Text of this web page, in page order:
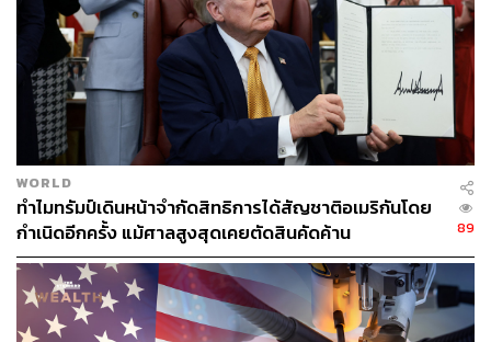
อย่างไรก็ดี ในการแถลงข่าวที่กรุงโตเกียว ซึ่งเป็นจุดหมาย
สุดท้ายในการทัวร์เอเชียของเธอ เพโลซีแสดงท่าทีท้าทาย
โดยกล่าวว่า จีนพยายามโดดเดี่ยวไต้หวันออกจากประชาคม
ระหว่างประเทศ แต่ไม่อาจขัดขวางเจ้าหน้าที่สหรัฐฯ ไม่ให้
เดินทางไปไต้หวัน
“เราจะไม่ยอมให้จีนโดดเดี่ยวไต้หวัน” เพโลซีซึ่งเป็น ส.ส. รัฐ
แคลิฟอร์เนีย พรรคเดโมแครต กล่าว “พวกเขาไม่ได้เป็นคน
จัดตารางการเดินทางของเรา”
ในถ้อยแถลงวันนี้ เพโลซียังกล่าวด้วยว่า การเยือนไต้หวัน
เป็นการรักษาสถานะปัจจุบัน (Status Quo)
WORLD
ทำไมทรัมป์เดินหน้าจำกัดสิทธิการได้สัญชาติอเมริกันโดย
กำเนิดอีกครั้ง แม้ศาลสูงสุดเคยตัดสินคัดค้าน
89